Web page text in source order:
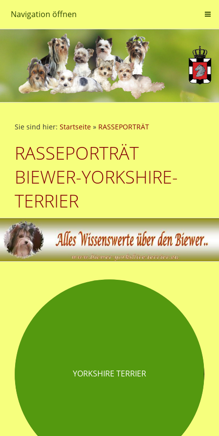
Navigation öffnen
Sie sind hier: Startseite » RASSEPORTRÄT
RASSEPORTRÄT
BIEWER-YORKSHIRE-
TERRIER
YORKSHIRE TERRIER